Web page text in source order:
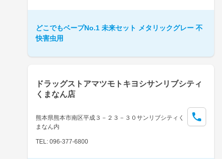
どこでもベープNo.1 未来セット メタリックグレー 不
快害虫用
ドラッグストアマツモトキヨシサンリブシティ
くまなん店
熊本県熊本市南区平成３－２３－３０サンリブシティく
まなん内
TEL: 096-377-6800